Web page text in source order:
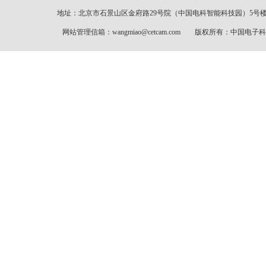
地址：北京市石景山区金府路29号院（中国电科智能科技园）
网站管理信箱：wangmiao@cetcam.com 版权所有：中国电